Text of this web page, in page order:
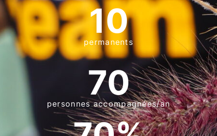
permanents
10
personnes accompagnées/an
70